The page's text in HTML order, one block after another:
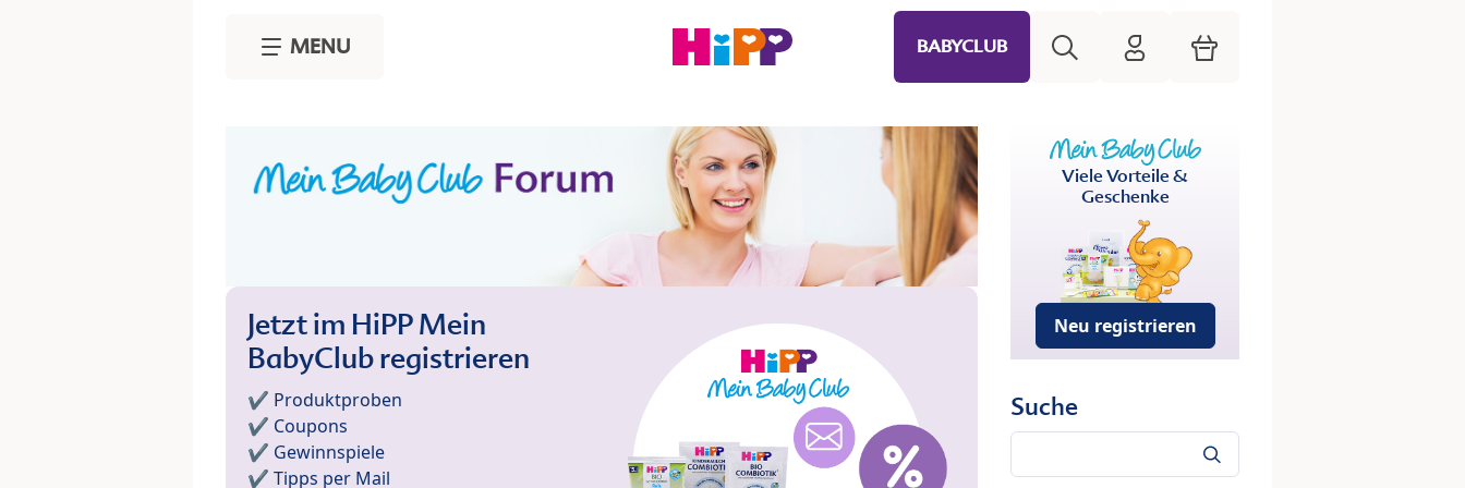
MENU BABYCLUB HiPP Mein Babyclub
Warenkorb
Jetzt im HiPP Mein
BabyClub registrieren
✔️ Produktproben
✔️ Coupons
✔️ Gewinnspiele
✔️ Tipps per Mail
Viele Vorteile &
Geschenke
Neu registrieren
Suche